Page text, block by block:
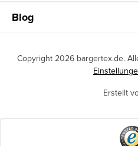
Blog
Erstellt
Copyright 2026 bargertex.de.